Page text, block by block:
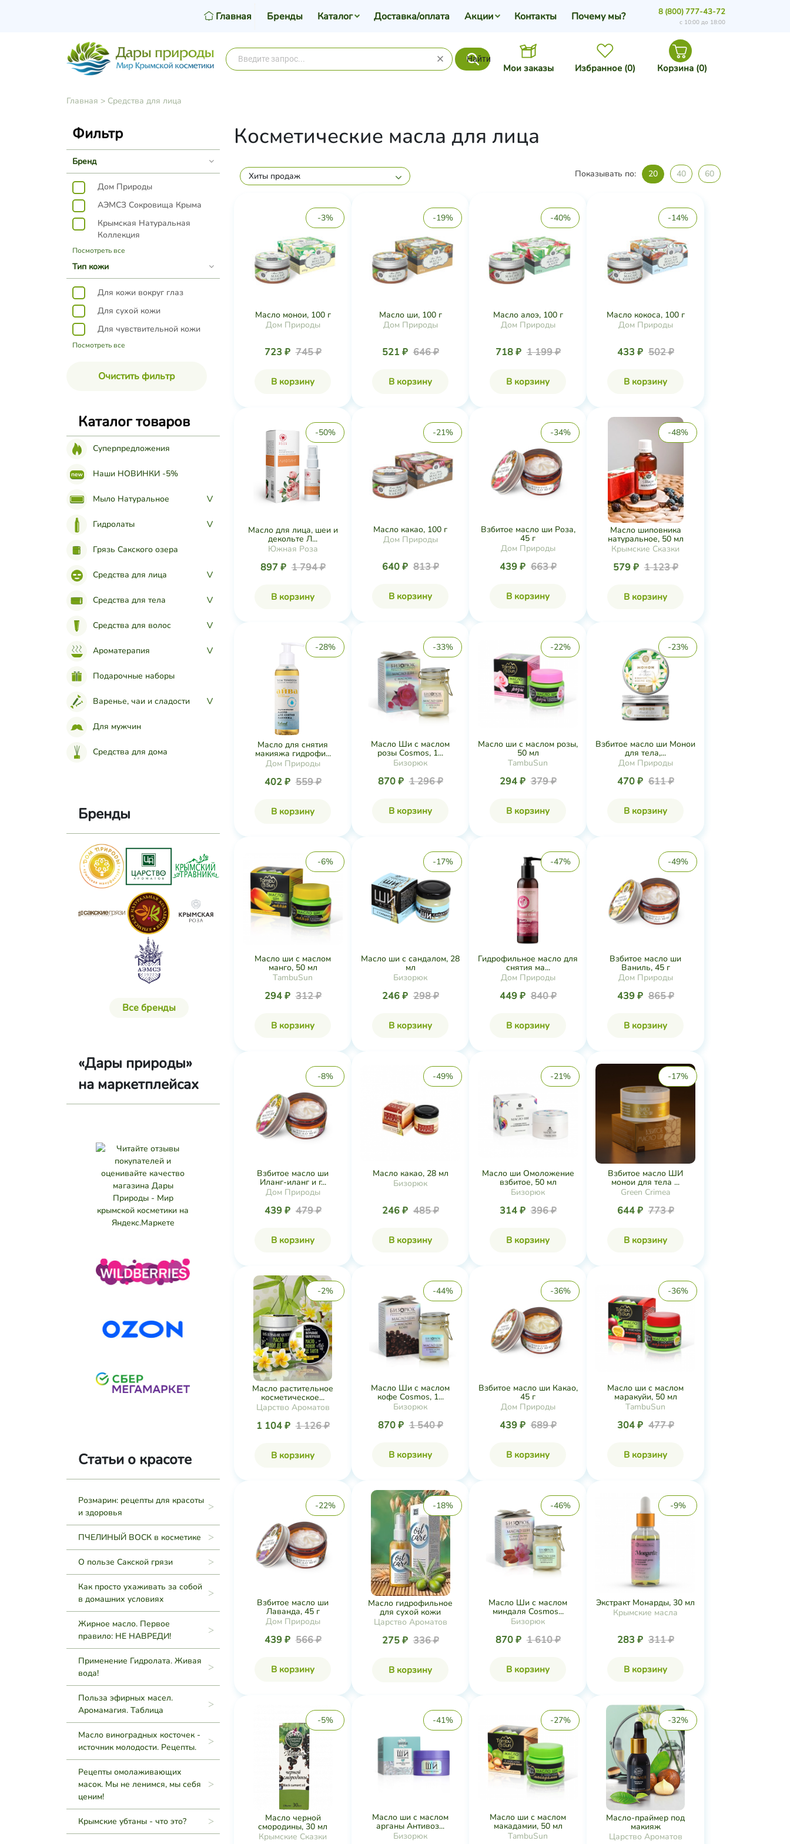
Найти
Мои заказы Избранное (0) Корзина (0)
Главная Бренды Каталог Доставка/оплата Акции Контакты Почему мы? 8 (800) 777-43-72
с 10:00 до 18:00
Главная > Средства для лица
Фильтр
Бренд
Дом Природы
АЭМСЗ Сокровища Крыма
Крымская Натуральная
Коллекция
Посмотреть все
Тип кожи
Для кожи вокруг глаз
Для сухой кожи
Для чувствительной кожи
Посмотреть все
Очистить фильтр
Каталог товаров
Суперпредложения
Наши НОВИНКИ -5%
Мыло Натуральное >
Гидролаты >
Грязь Сакского озера
Средства для лица >
Средства для тела >
Средства для волос >
Ароматерапия >
Подарочные наборы
Варенье, чаи и сладости >
Для мужчин
Средства для дома
Бренды
Все бренды
«Дары природы»
на маркетплейсах
Статьи о красоте
Розмарин: рецепты для красоты
и здоровья
ПЧЕЛИНЫЙ ВОСК в косметике
О пользе Сакской грязи
Как просто ухаживать за собой
в домашних условиях
Жирное масло. Первое
правило: НЕ НАВРЕДИ!
Применение Гидролата. Живая
вода!
Польза эфирных масел.
Аромамагия. Таблица
Масло виноградных косточек -
источник молодости. Рецепты.
Рецепты омолаживающих
масок. Мы не ленимся, мы себя
ценим!
Крымские убтаны - что это?
Косметические масла для лица
Хиты продаж Показывать по: 20 40 60
-3%
Масло монои, 100 г
Дом Природы
723 ₽ 745 ₽
В корзину
-19%
Масло ши, 100 г
Дом Природы
521 ₽ 646 ₽
В корзину
-40%
Масло алоэ, 100 г
Дом Природы
718 ₽ 1 199 ₽
В корзину
-14%
Масло кокоса, 100 г
Дом Природы
433 ₽ 502 ₽
В корзину
-50%
Масло для лица, шеи и
декольте Л...
Южная Роза
897 ₽ 1 794 ₽
В корзину
-21%
Масло какао, 100 г
Дом Природы
640 ₽ 813 ₽
В корзину
-34%
Взбитое масло ши Роза,
45 г
Дом Природы
439 ₽ 663 ₽
В корзину
-48%
Масло шиповника
натуральное, 50 мл
Крымские Сказки
579 ₽ 1 123 ₽
В корзину
-28%
Масло для снятия
макияжа гидрофи...
Дом Природы
402 ₽ 559 ₽
В корзину
-33%
Масло Ши с маслом
розы Cosmos, 1...
Бизорюк
870 ₽ 1 296 ₽
В корзину
-22%
Масло ши с маслом розы,
50 мл
TambuSun
294 ₽ 379 ₽
В корзину
-23%
Взбитое масло ши Монои
для тела,...
Дом Природы
470 ₽ 611 ₽
В корзину
-6%
Масло ши с маслом
манго, 50 мл
TambuSun
294 ₽ 312 ₽
В корзину
-17%
Масло ши с сандалом, 28
мл
Бизорюк
246 ₽ 298 ₽
В корзину
-47%
Гидрофильное масло для
снятия ма...
Дом Природы
449 ₽ 840 ₽
В корзину
-49%
Взбитое масло ши
Ваниль, 45 г
Дом Природы
439 ₽ 865 ₽
В корзину
-8%
Взбитое масло ши
Иланг-иланг и г...
Дом Природы
439 ₽ 479 ₽
В корзину
-49%
Масло какао, 28 мл
Бизорюк
246 ₽ 485 ₽
В корзину
-21%
Масло ши Омоложение
взбитое, 50 мл
Бизорюк
314 ₽ 396 ₽
В корзину
-17%
Взбитое масло ШИ
монои для тела ...
Green Crimea
644 ₽ 773 ₽
В корзину
-2%
Масло растительное
косметическое...
Царство Ароматов
1 104 ₽ 1 126 ₽
В корзину
-44%
Масло Ши с маслом
кофе Cosmos, 1...
Бизорюк
870 ₽ 1 540 ₽
В корзину
-36%
Взбитое масло ши Какао,
45 г
Дом Природы
439 ₽ 689 ₽
В корзину
-36%
Масло ши с маслом
маракуйи, 50 мл
TambuSun
304 ₽ 477 ₽
В корзину
-22%
Взбитое масло ши
Лаванда, 45 г
Дом Природы
439 ₽ 566 ₽
В корзину
-18%
Масло гидрофильное
для сухой кожи
Царство Ароматов
275 ₽ 336 ₽
В корзину
-46%
Масло Ши с маслом
миндаля Cosmos...
Бизорюк
870 ₽ 1 610 ₽
В корзину
-9%
Экстракт Монарды, 30 мл
Крымские масла
283 ₽ 311 ₽
В корзину
-5%
Масло черной
смородины, 30 мл
Крымские Сказки
-41%
Масло ши с маслом
арганы Антивоз...
Бизорюк
-27%
Масло ши с маслом
макадамии, 50 мл
TambuSun
-32%
Масло-праймер под
макияж
Царство Ароматов